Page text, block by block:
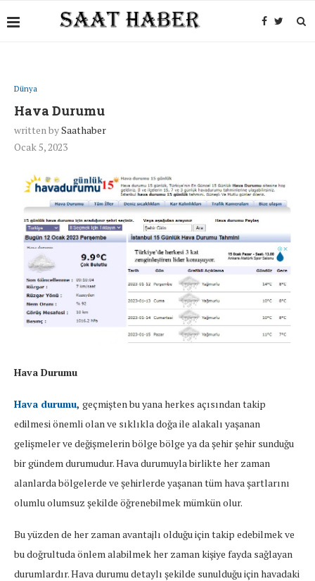
Dünya
Hava Durumu
written bySaathaber
Ocak 5, 2023
Hava Durumu
Hava durumu, geçmişten bu yana herkes açısından takip
edilmesi önemli olan ve sıklıkla doğa ile alakalı yaşanan
gelişmeler ve değişmelerin bölge bölge ya da şehir şehir sunduğu
bir gündem durumudur. Hava durumuyla birlikte her zaman
alanlarda bölgelerde ve şehirlerde yaşanan tüm hava şartlarını
olumlu olumsuz şekilde öğrenebilmek mümkün olur.
Bu yüzden de her zaman avantajlı olduğu için takip edebilmek ve
bu doğrultuda önlem alabilmek her zaman kişiye fayda sağlayan
durumlardır. Hava durumu detaylı şekilde sunulduğu için havadaki